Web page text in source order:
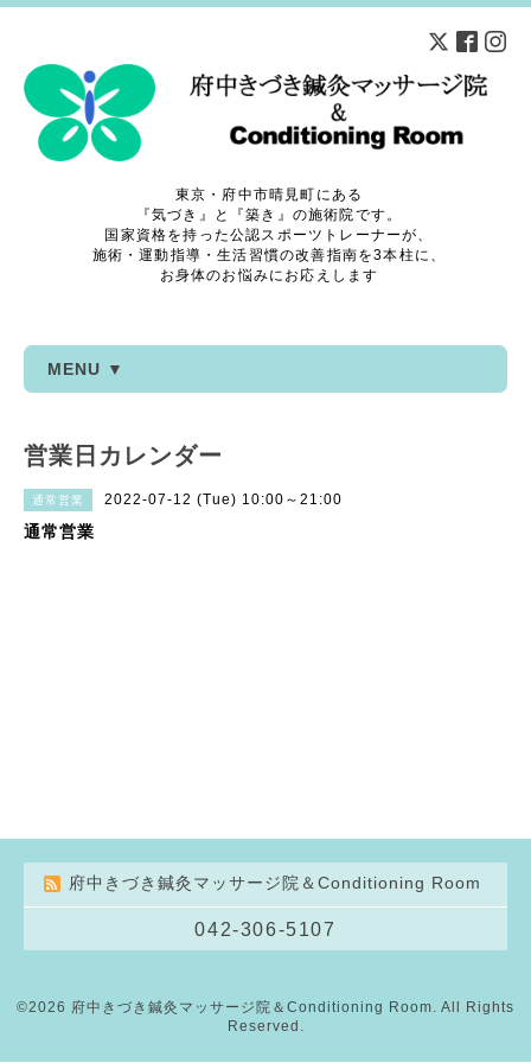
東京・府中市晴見町にある
『気づき』と『築き』の施術院です。
国家資格を持った公認スポーツトレーナーが、
施術・運動指導・生活習慣の改善指南を3本柱に、
お身体のお悩みにお応えします
MENU ▼
営業日カレンダー
通常営業 2022-07-12 (Tue) 10:00～21:00
通常営業
府中きづき鍼灸マッサージ院＆Conditioning Room
042-306-5107
©2026 府中きづき鍼灸マッサージ院＆Conditioning Room . All Rights
Reserved.